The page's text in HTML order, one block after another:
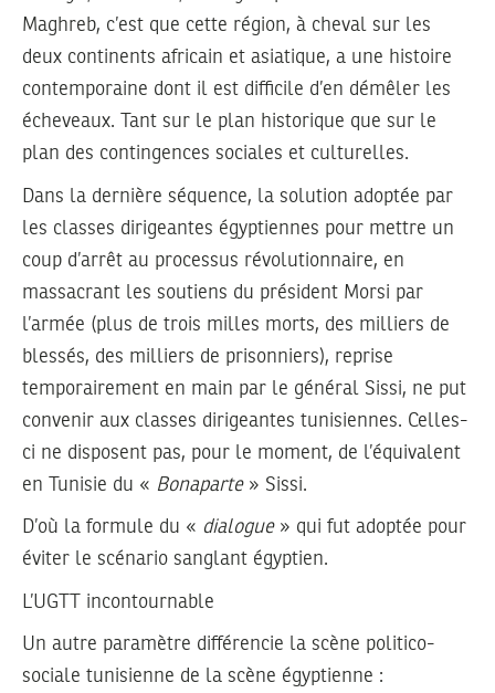
Maghreb, c’est que cette région, à cheval sur les
deux continents africain et asiatique, a une histoire
contemporaine dont il est difficile d’en démêler les
écheveaux. Tant sur le plan historique que sur le
plan des contingences sociales et culturelles.
Dans la dernière séquence, la solution adoptée par
les classes dirigeantes égyptiennes pour mettre un
coup d’arrêt au processus révolutionnaire, en
massacrant les soutiens du président Morsi par
l’armée (plus de trois milles morts, des milliers de
blessés, des milliers de prisonniers), reprise
temporairement en main par le général Sissi, ne put
convenir aux classes dirigeantes tunisiennes. Celles-
ci ne disposent pas, pour le moment, de l’équivalent
en Tunisie du « Bonaparte» Sissi.
D’où la formule du « dialogue» qui fut adoptée pour
éviter le scénario sanglant égyptien.
L’UGTT incontournable
Un autre paramètre différencie la scène politico-
sociale tunisienne de la scène égyptienne :